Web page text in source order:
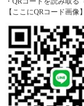
【ここにQRコード画像】